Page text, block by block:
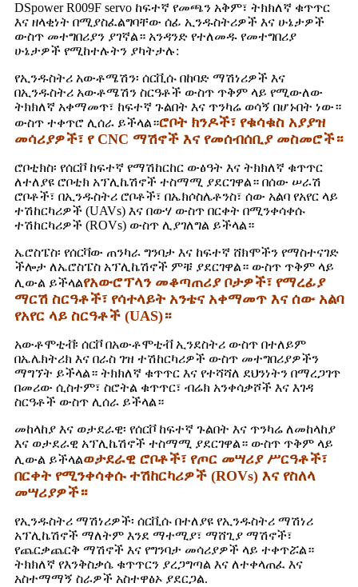
DSpower R009F servo ከፍተኛ የመጫን አቅም፣ ትክክለኛ ቁጥጥር
እና ዘላቂነት በሚያስፈልግባቸው ሰፊ ኢንዱስትሪዎች እና ሁኔታዎች
ውስጥ መተግበሪያን ያገኛል። አንዳንድ የተለመዱ የመተግበሪያ
ሁኔታዎች የሚከተሉትን ያካትታሉ:
የኢንዱስትሪ አውቶሜሽን፡ ሰርቪሱ በከባድ ማሽነሪዎች እና
በኢንዱስትሪ አውቶሜሽን ስርዓቶች ውስጥ ጥቅም ላይ የሚውለው
ትክክለኛ አቀማመጥ፣ ከፍተኛ ጉልበት እና ጥንካሬ ወሳኝ በሆኑበት ነው።
ውስጥ ተቀጥሮ ሊሰራ ይችላል።ሮቦት ክንዶች፣ የቁሳቁስ አያያዝ
መሳሪያዎች፣ የ CNC ማሽኖች እና የመሰብሰቢያ መስመሮች።
ሮቦቲክስ፡ የሰርቮ ከፍተኛ የማሽከርከር ውፅዓት እና ትክክለኛ ቁጥጥር
ለተለያዩ ሮቦቲክ አፕሊኬሽኖች ተስማሚ ያደርገዋል። በሰው ሠራሽ
ሮቦቶች፣ በኢንዱስትሪ ሮቦቶች፣ በኤክሶስሌቶንስ፣ ሰው አልባ የአየር ላይ
ተሽከርካሪዎች (UAVs) እና በውሃ ውስጥ በርቀት በሚንቀሳቀሱ
ተሽከርካሪዎች (ROVs) ውስጥ ሊያገለግል ይችላል።
ኤሮስፔስ፡ የሰርቫው ጠንካራ ግንባታ እና ከፍተኛ ሸክሞችን የማስተናገድ
ችሎታ ለኤሮስፔስ አፕሊኬሽኖች ምቹ ያደርገዋል። ውስጥ ጥቅም ላይ
ሊውል ይችላልየአውሮፕላን መቆጣጠሪያ ቦታዎች፣ የማረፊያ
ማርሽ ስርዓቶች፣ የሳተላይት አንቴና አቀማመጥ እና ሰው አልባ
የአየር ላይ ስርዓቶች (UAS)።
አውቶሞቲቭ፡ ሰርቮ በአውቶሞቲቭ ኢንደስትሪ ውስጥ በተለይም
በኤሌክትሪክ እና በራስ ገዝ ተሽከርካሪዎች ውስጥ መተግበሪያዎችን
ማግኘት ይችላል። ትክክለኛ ቁጥጥር እና የተሻሻለ ደህንነትን በማረጋገጥ
በመሪው ሲስተም፣ ስሮትል ቁጥጥር፣ ብሬክ አንቀሳቃሾች እና እገዳ
ስርዓቶች ውስጥ ሊሰራ ይችላል።
መከላከያ እና ወታደራዊ፡ የሰርቮ ከፍተኛ ጉልበት እና ጥንካሬ ለመከላከያ
እና ወታደራዊ አፕሊኬሽኖች ተስማሚ ያደርገዋል። ውስጥ ጥቅም ላይ
ሊውል ይችላልወታደራዊ ሮቦቶች፣ የጦር መሣሪያ ሥርዓቶች፣
በርቀት የሚንቀሳቀሱ ተሽከርካሪዎች (ROVs) እና የስለላ
መሣሪያዎች።
የኢንዱስትሪ ማሽነሪዎች፡ ሰርቪሱ በተለያዩ የኢንዱስትሪ ማሽነሪ
አፕሊኬሽኖች ማለትም እንደ ማተሚያ፣ ማሸጊያ ማሽኖች፣
የጨርቃጨርቅ ማሽኖች እና የግንባታ መሳሪያዎች ላይ ተቀጥሯል።
ትክክለኛ የእንቅስቃሴ ቁጥጥርን ያረጋግጣል እና ለተቀላጠፈ እና
አስተማማኝ ስራዎች አስተዋፅኦ ያደርጋል.